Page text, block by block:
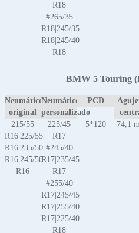
R18
#265/35
R18|245/35
R18|245/40
R18
BMW 5 Touring
Neumático
original
Neumático
personalizado
PCD
215/55
R16|225/55
R16|235/50
R16|245/50
R16
225/45
R17
#245/40
R17|235/45
R17
#255/40
R17|245/45
R17|255/40
R17|225/40
R18
5*120 74,1